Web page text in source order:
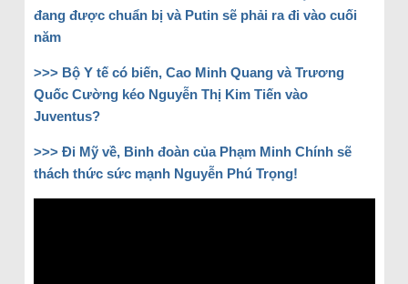
đang được chuẩn bị và Putin sẽ phải ra đi vào cuối
năm
>>> Bộ Y tế có biến, Cao Minh Quang và Trương
Quốc Cường kéo Nguyễn Thị Kim Tiến vào
Juventus?
>>> Đi Mỹ về, Binh đoàn của Phạm Minh Chính sẽ
thách thức sức mạnh Nguyễn Phú Trọng!